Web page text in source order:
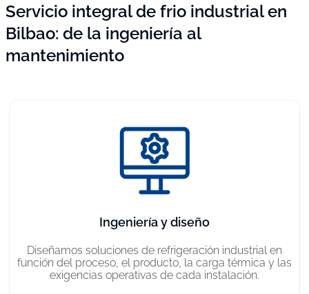
Servicio integral de frio industrial en
Bilbao: de la ingeniería al
mantenimiento
Ingeniería y diseño
Diseñamos soluciones de refrigeración industrial en
función del proceso, el producto, la carga térmica y las
exigencias operativas de cada instalación.